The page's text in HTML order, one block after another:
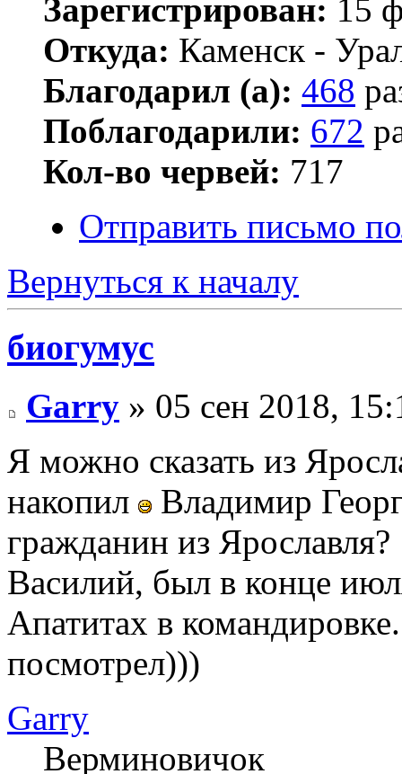
Зарегистрирован: 15
Откуда: Каменск -
Благодарил (а): 468
Поблагодарили: 672
Кол-во червей: 717
Отправить письмо
Вернуться к началу
биогумус
Garry » 05 сен 2018,
Я можно сказать из
накопил
Владимир
гражданин из Ярославля?
Василий, был в конце
Апатитах в
посмотрел)))
Garry
Верминовичок